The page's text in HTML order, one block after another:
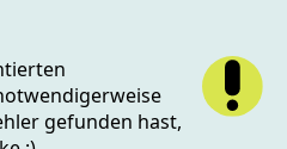
gefunden hast,